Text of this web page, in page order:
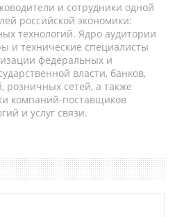
и сотрудники одной
российской экономики:
технологий. Ядро аудитории
и технические специалисты
федеральных и
власти, банков,
сетей, а также
компаний-поставщиков
и услуг связи.